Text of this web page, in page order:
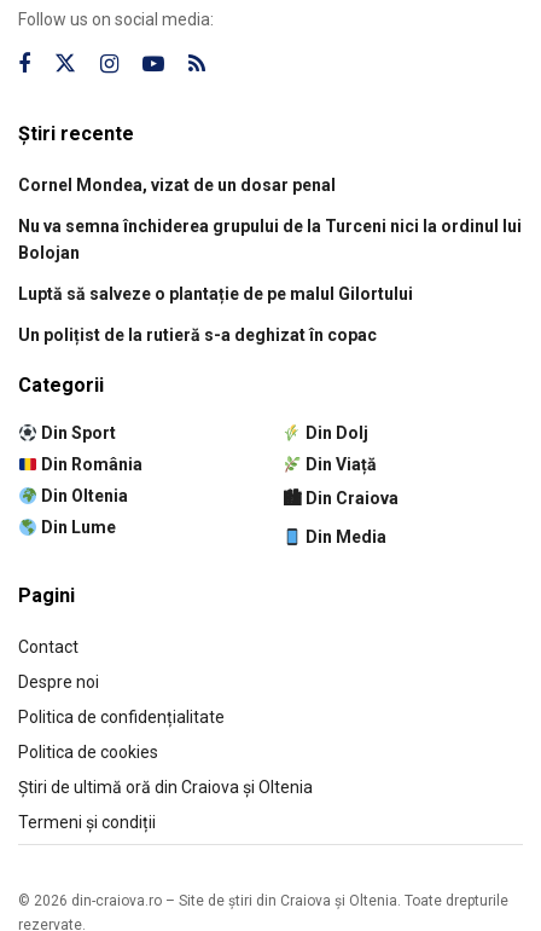
Follow us on social media:
Știri recente
Cornel Mondea, vizat de un dosar penal
Nu va semna închiderea grupului de la Turceni nici la ordinul lui
Bolojan
Luptă să salveze o plantație de pe malul Gilortului
Un polițist de la rutieră s-a deghizat în copac
Categorii
Din Sport
Din România
Din Oltenia
Din Lume
Din Dolj
Din Viață
🏙 Din Craiova
Din Media
Pagini
Contact
Despre noi
Politica de confidențialitate
Politica de cookies
Știri de ultimă oră din Craiova și Oltenia
Termeni și condiții
© 2026 din-craiova.ro – Site de știri din Craiova și Oltenia. Toate drepturile
rezervate.